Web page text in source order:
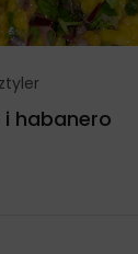
habanero